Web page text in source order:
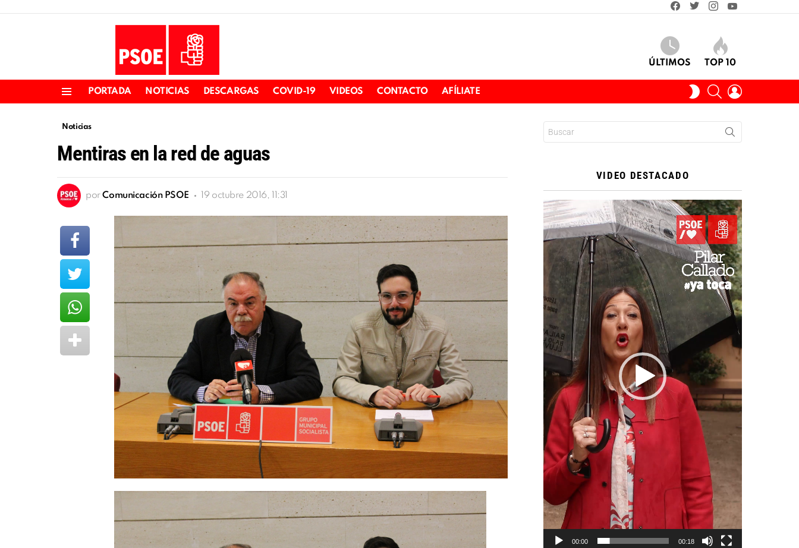
ÚLTIMOS TOP 10
PORTADA NOTICIAS DESCARGAS COVID-19 VIDEOS CONTACTO AFÍLIATE
SWITCH
SKIN
BUSCAR
Noticias
Mentiras en la red de aguas
por Comunicación PSOE 19 octubre 2016, 11:31
VIDEO DESTACADO
Reproductor
de
vídeo
00:00 00:18